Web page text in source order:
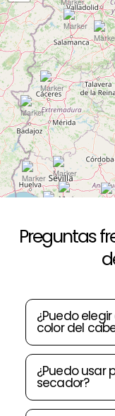
Preguntas
¿Puedo
color del
¿Puedo usar
secador?